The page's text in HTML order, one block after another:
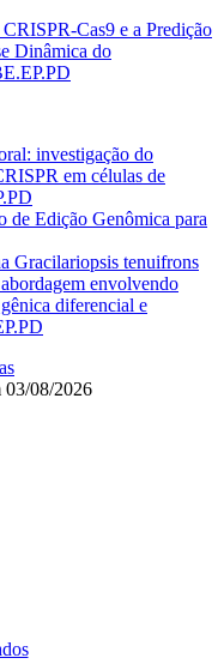
Cas9 e a Predição
Dinâmica do
investigação do
em células de
de Edição Genômica para
Gracilariopsis tenuifrons
envolvendo
diferencial e
03/08/2026